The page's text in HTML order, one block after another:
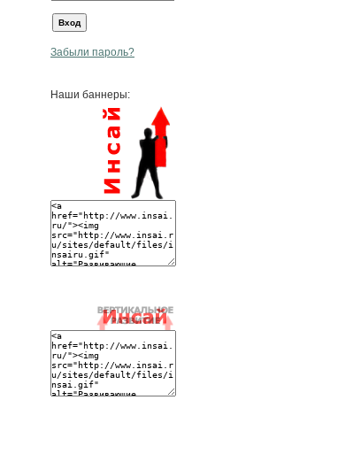
Забыли пароль?
Наши баннеры: